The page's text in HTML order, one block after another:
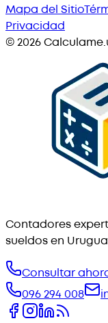
Mapa del Sitio
Privacidad
©2026
Contadores
sueldos en
Consultar
096 294 008